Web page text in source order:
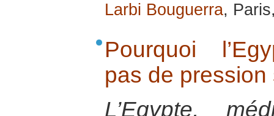
Larbi Bouguerra,
Pourquoi
pas de
L’Egypte,